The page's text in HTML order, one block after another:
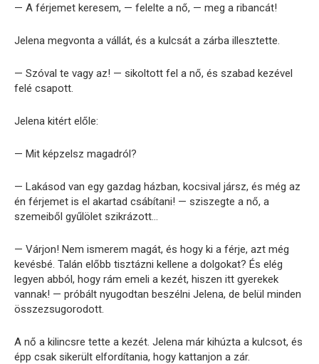
— A férjemet keresem, — felelte a nő, — meg a ribancát!
Jelena megvonta a vállát, és a kulcsát a zárba illesztette.
— Szóval te vagy az! — sikoltott fel a nő, és szabad kezével
felé csapott.
Jelena kitért előle:
— Mit képzelsz magadról?
— Lakásod van egy gazdag házban, kocsival jársz, és még az
én férjemet is el akartad csábítani! — sziszegte a nő, a
szemeiből gyűlölet szikrázott…
— Várjon! Nem ismerem magát, és hogy ki a férje, azt még
kevésbé. Talán előbb tisztázni kellene a dolgokat? És elég
legyen abból, hogy rám emeli a kezét, hiszen itt gyerekek
vannak! — próbált nyugodtan beszélni Jelena, de belül minden
összezsugorodott.
A nő a kilincsre tette a kezét. Jelena már kihúzta a kulcsot, és
épp csak sikerült elfordítania, hogy kattanjon a zár.